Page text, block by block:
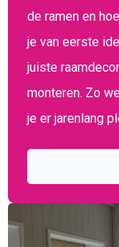
de ramen en
je van eerste
juiste
monteren. Zo
je er jarenlang